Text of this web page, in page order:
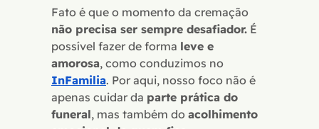
Fato é que o momento da cremação
não precisa ser sempre desafiador. É
possível fazer de forma leve e
amorosa, como conduzimos no
InFamilia. Por aqui, nosso foco não é
apenas cuidar da parte prática do
funeral, mas também do acolhimento